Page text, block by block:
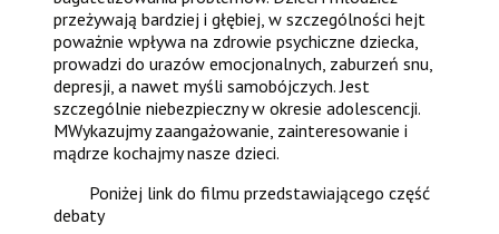
przeżywają bardziej i głębiej, w szczególności hejt
poważnie wpływa na zdrowie psychiczne dziecka,
prowadzi do urazów emocjonalnych, zaburzeń snu,
depresji, a nawet myśli samobójczych. Jest
szczególnie niebezpieczny w okresie adolescencji.
MWykazujmy zaangażowanie, zainteresowanie i
mądrze kochajmy nasze dzieci.
Poniżej link do filmu przedstawiającego część
debaty